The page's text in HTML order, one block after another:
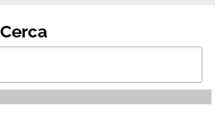
Arredo
e Giardino
Cerca